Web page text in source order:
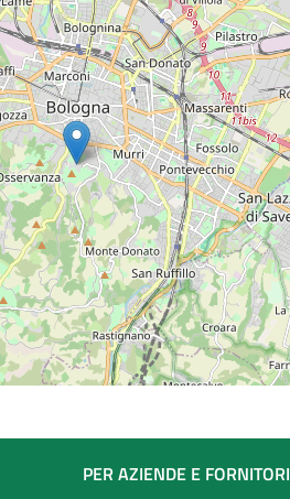
PER AZIENDE E FORNITORI